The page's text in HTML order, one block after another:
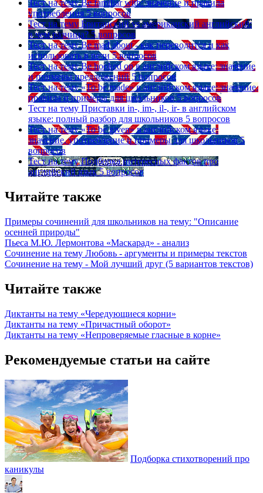
Тест на тему Be familiar with: значение и правила
употребления 5 вопросов
Тест на тему Британский vs американский английский:
в чем разница? 5 вопросов
Тест на тему Be mad about - как переводится и как
использовать в речи 5 вопросов
Тест на тему Be hooked on в английском языке: значение
и примеры предложений 5 вопросов
Тест на тему «To be made» в английском языке: значение,
правила и примеры для школьников 5 вопросов
Тест на тему Приставки in-, im-, il-, ir- в английском
языке: полный разбор для школьников 5 вопросов
Тест на тему «To be given» в английском языке:
значение, употребление и примеры для школьников 5
вопросов
Тест на тему Подборка интересных фактов про
английский язык 5 вопросов
Читайте также
Примеры сочинений для школьников на тему: "Описание
осенней природы"
Пьеса М.Ю. Лермонтова «Маскарад» - анализ
Сочинение на тему Любовь - аргументы и примеры текстов
Сочинение на тему - Мой лучший друг (5 вариантов текстов)
Читайте также
Диктанты на тему «Чередующиеся корни»
Диктанты на тему «Причастный оборот»
Диктанты на тему «Непроверяемые гласные в корне»
Рекомендуемые статьи на сайте
Подборка стихотворений про
каникулы